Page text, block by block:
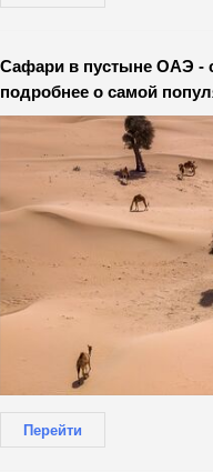
Сафари в пустыне ОАЭ -
подробнее о самой
Перейти